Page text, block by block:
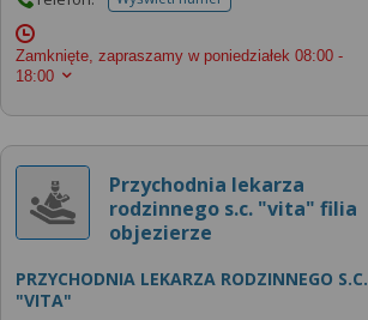
telefonu do placowki
Zamknięte, zapraszamy w poniedziałek 08:00 -
18:00
Przychodnia lekarza
rodzinnego s.c. "vita" filia
objezierze
PRZYCHODNIA LEKARZA RODZINNEGO S.C.
"VITA"